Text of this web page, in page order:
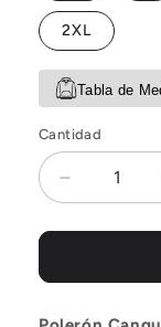
2XL
Tabla de
Cantidad
Reducir
cantidad
para
Dragon